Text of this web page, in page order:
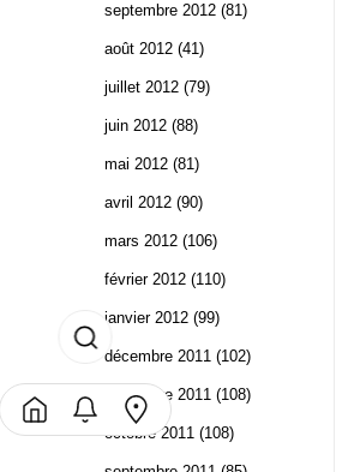
septembre 2012 (81)
août 2012 (41)
juillet 2012 (79)
juin 2012 (88)
mai 2012 (81)
avril 2012 (90)
mars 2012 (106)
février 2012 (110)
janvier 2012 (99)
décembre 2011 (102)
novembre 2011 (108)
octobre 2011 (108)